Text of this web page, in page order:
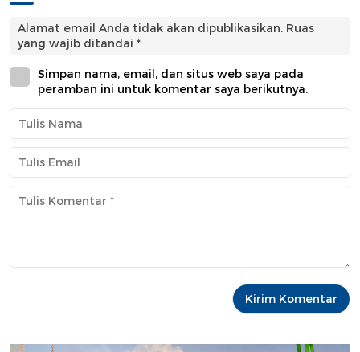
Alamat email Anda tidak akan dipublikasikan. Ruas
yang wajib ditandai *
Simpan nama, email, dan situs web saya pada
peramban ini untuk komentar saya berikutnya.